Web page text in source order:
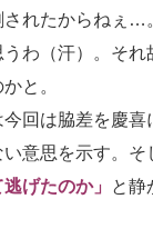
れたからねぇ…
わ（汗）。そ
と。
今回は脇差を慶
意思を示す。そ
げたのか」
と静